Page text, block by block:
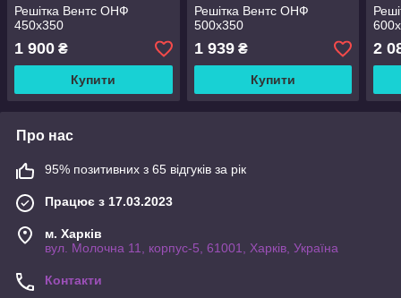
Решітка Вентс ОНФ
450x350
1 900 ₴
Купити
Решітка Вентс ОНФ
500x350
1 939₴
Купити
2
Про нас
95% позитивних з 65 відгуків за рік
Працює з 17.03.2023
м. Харків
вул. Молочна 11, корпус-5, 61001, Харків, Україна
Контакти